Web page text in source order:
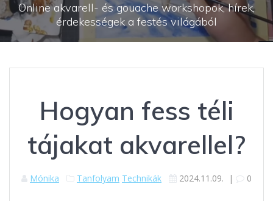
Online akvarell- és gouache workshopok, hírek,
érdekességek a festés világából
Hogyan fess téli
tájakat akvarellel?
Mónika Tanfolyam Technikák 2024.11.09. | 0